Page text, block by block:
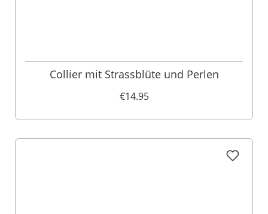
Collier mit Strassblüte und Perlen
€14.95